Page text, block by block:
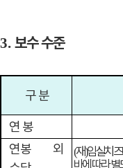
3. 보수 수준
구 분
연 봉
연봉 외
(재)임실치
바에 따라 별